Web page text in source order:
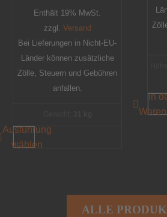
Enthält 19% MwSt.
zzgl. Versand
Bei Lieferungen in Nicht-EU-
Länder können zusätzliche
Zölle, Steuern und Gebühren
anfallen.
Ausführung
wählen
In
ALLE